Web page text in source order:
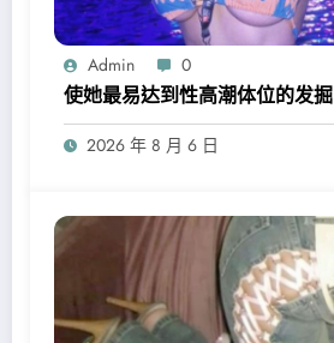
Admin 0
使她最易达到性高潮体位的发掘
2026 年 8 月 6 日